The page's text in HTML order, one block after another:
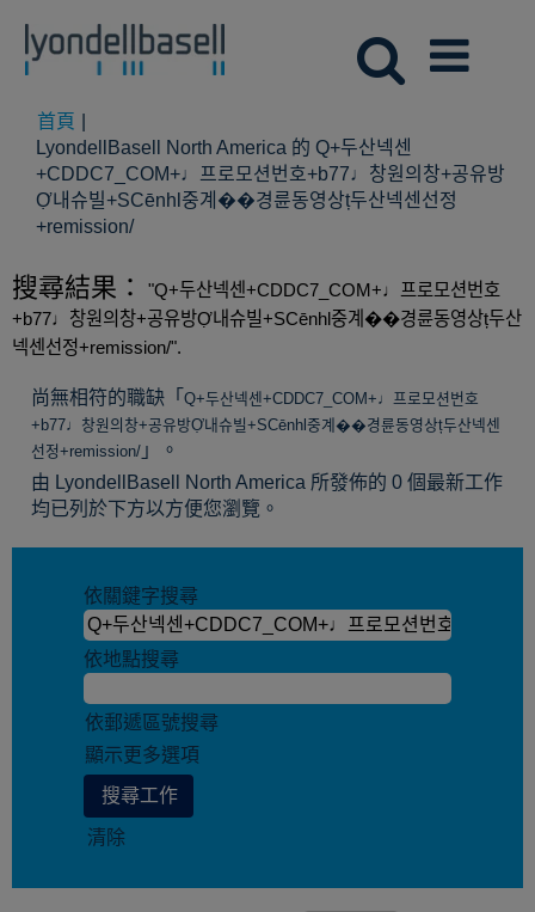
首頁
LyondellBasell North America 的 Q+두산넥센
+CDDC7_CОM+♩프로모션번호+b77♩창원의창+공유방
Ợ내슈빌+SCēnhl중계��경륜동영상ț두산넥센선정
+remission/(目
面)
搜尋結果：
"Q+두산넥센+CDDC7_CОM+♩프로모션번호
+b77♩창원의창+공유방Ợ내슈빌+SCēnhl중계��경륜동영상ț두산
넥센선정+remission/".
尚無相符的職缺「 Q+두산넥센+CDDC7_CОM+♩프로모션번호
+b77♩창원의창+공유방Ợ내슈빌+SCēnhl중계��경륜동영상ț두산넥센
선정+remission/ 」。
由 LyondellBasell North America 所發佈的 0 個最新工作
均已列於下方以方便您瀏覽。
依關鍵字搜尋
依地點搜尋
依郵遞區號搜尋
顯示更多選項
清除